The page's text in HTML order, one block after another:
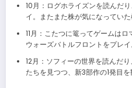
10月：ログホライズンを読んだ
イ。またまた株が気になっていた
11月：こたつに篭ってゲームは
ウォーズバトルフロントをプレイ
12月：ソフィーの世界を読んだ
たちを見つつ、新3部作の1発目を